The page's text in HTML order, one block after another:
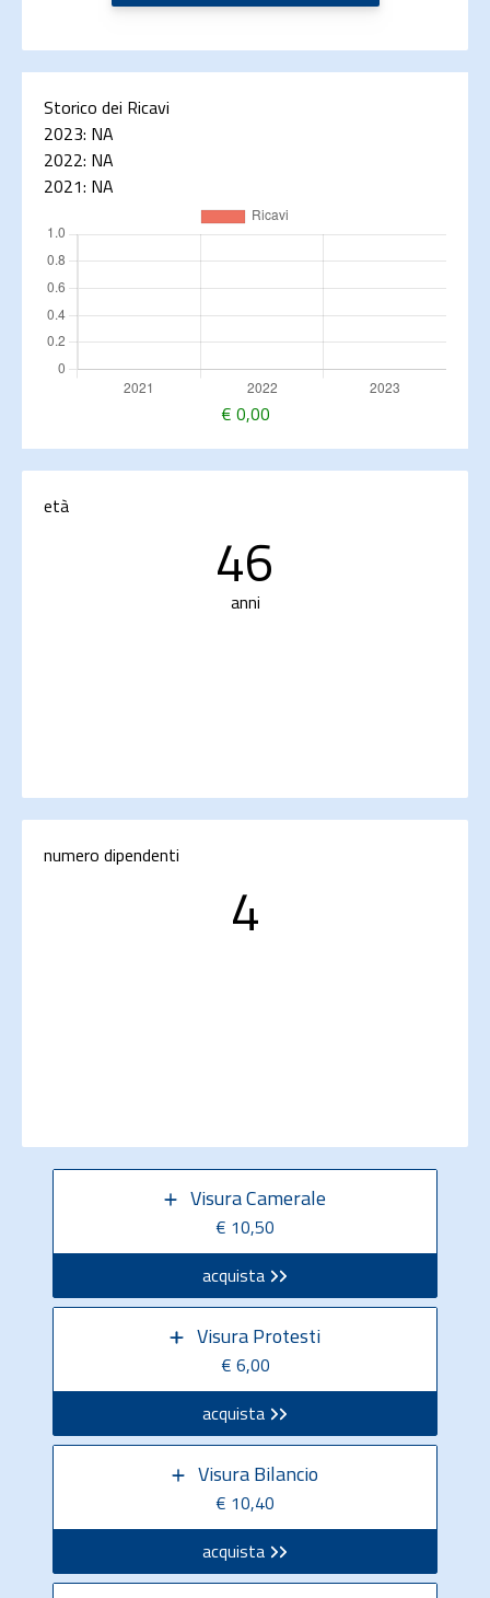
Storico dei Ricavi
2023: NA
2022: NA
2021: NA
€ 0,00
età
46
anni
numero dipendenti
4
Visura Camerale
€ 10,50
acquista
Visura Protesti
€ 6,00
acquista
Visura Bilancio
€ 10,40
acquista